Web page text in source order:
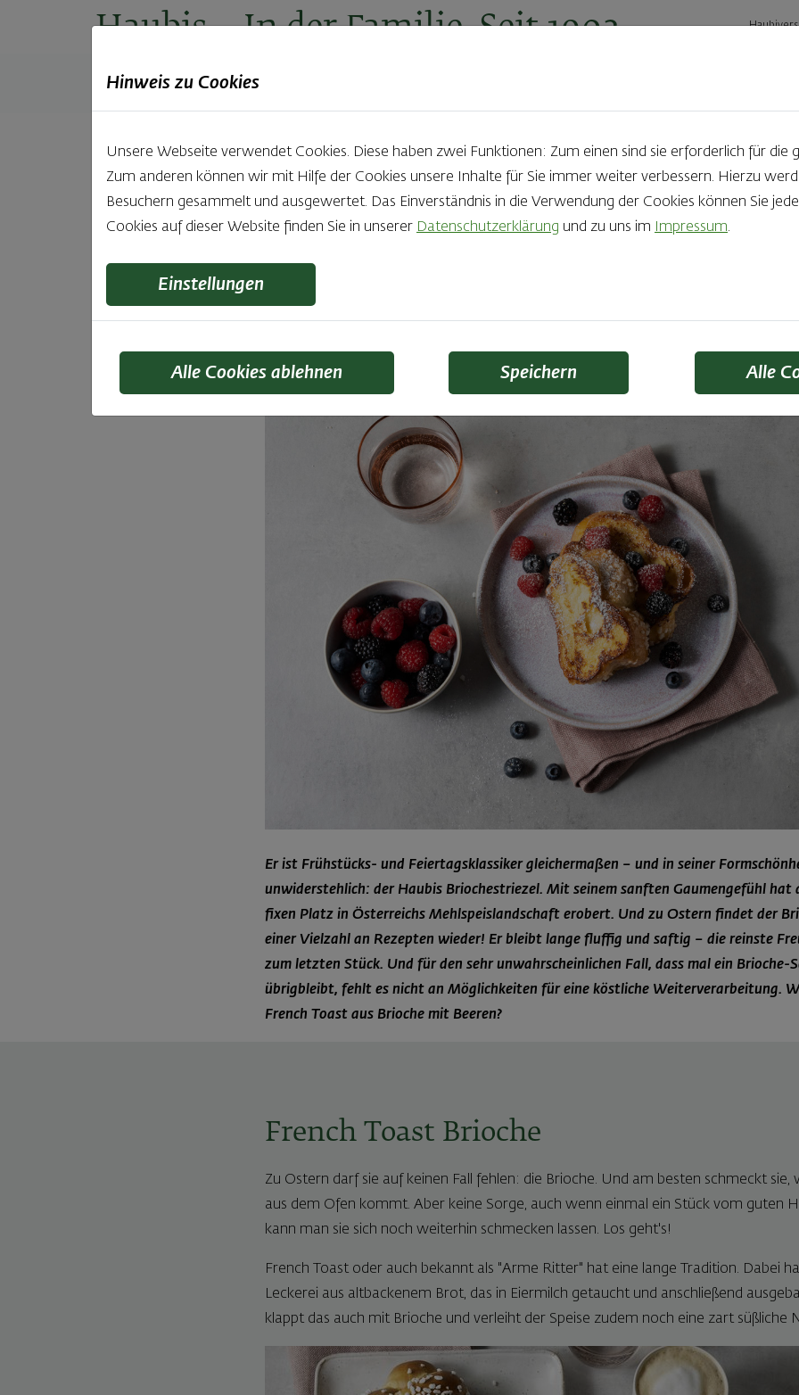
Haubis– In der Familie. Seit 1902.
Produkte Backstuben
Oster-Rezeptidee: French
aus Brioche mit
Er ist Frühstücks- und Feiertagsklassiker gleichermaßen – und in seiner
unwiderstehlich: der Haubis Briochestriezel. Mit seinem sanften Gaumengefühl hat
fixen Platz in Österreichs Mehlspeislandschaft erobert. Und zu Ostern findet der
einer Vielzahl an Rezepten wieder! Er bleibt lange fluffig und saftig – die reinste
zum letzten Stück. Und für den sehr unwahrscheinlichen Fall, dass mal ein Brioche-
übrigbleibt, fehlt es nicht an Möglichkeiten für eine köstliche Weiterverarbeitung.
French Toast aus Brioche mit Beeren?
French Toast Brioche
Zu Ostern darf sie auf keinen Fall fehlen: die Brioche. Und am besten schmeckt sie,
aus dem Ofen kommt. Aber keine Sorge, auch wenn einmal ein Stück vom guten
kann man sie sich noch weiterhin schmecken lassen. Los geht's!
French Toast oder auch bekannt als "Arme Ritter" hat eine lange Tradition. Dabei
Leckerei aus altbackenem Brot, das in Eiermilch getaucht und anschließend
klappt das auch mit Brioche und verleiht der Speise zudem noch eine zart süßliche
Hinweis zu Cookies
Unsere Webseite verwendet Cookies. Diese haben zwei Funktionen: Zum einen sind sie erforderlich für die
Zum anderen können wir mit Hilfe der Cookies unsere Inhalte für Sie immer weiter verbessern. Hierzu
Besuchern gesammelt und ausgewertet. Das Einverständnis in die Verwendung der Cookies können Sie
Cookies auf dieser Website finden Sie in unserer Datenschutzerklärung und zu uns im Impressum.
Einstellungen
Alle Cookies ablehnen Speichern Alle